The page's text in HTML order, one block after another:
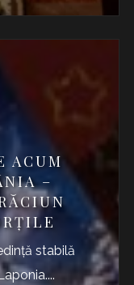
ACUM
–
stabilă